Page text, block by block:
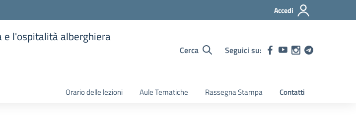
Accedi
l'ospitalità alberghiera
Cerca Seguici su:
Orario delle lezioni Aule Tematiche Rassegna Stampa Contatti